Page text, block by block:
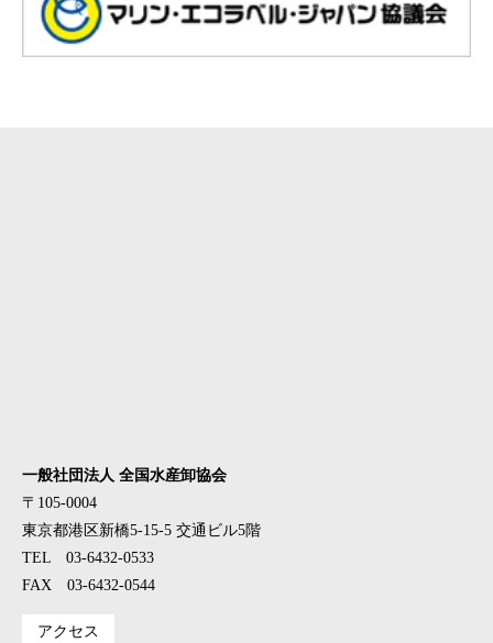
一般社団法人 全国水産卸協会
〒105-0004
東京都港区新橋5-15-5 交通ビル5階
TEL 03-6432-0533
FAX 03-6432-0544
アクセス